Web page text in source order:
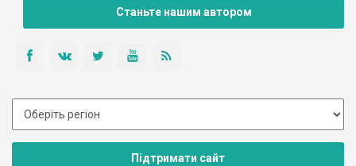
Станьте нашим автором
Підтримати сайт